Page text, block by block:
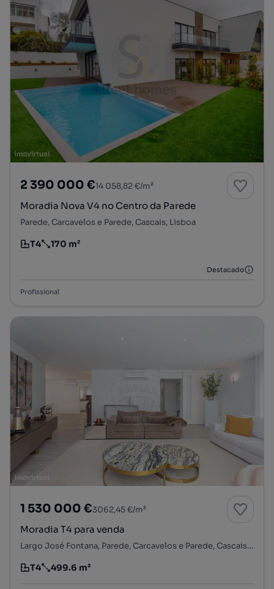
2 390 000 €14 058,82 €/m²
Moradia Nova V4 no Centro da Parede
Parede, Carcavelos e Parede, Cascais, Lisboa
Tipologia
T4
Preço por metro quadrado
170 m²
Destacado
Profissional
1 530 000 €3062,45 €/m²
Moradia T4 para venda
Largo José Fontana, Parede, Carcavelos e Parede, Cascais, Lisboa
Tipologia
T4
Preço por metro quadrado
499.6 m²